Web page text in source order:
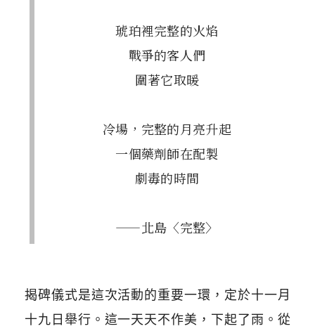
琥珀裡完整的火焰
戰爭的客人們
圍著它取暖
冷場，完整的月亮升起
一個藥劑師在配製
劇毒的時間
——北島〈完整〉
揭碑儀式是這次活動的重要一環，定於十一月
十九日舉行。這一天天不作美，下起了雨。從